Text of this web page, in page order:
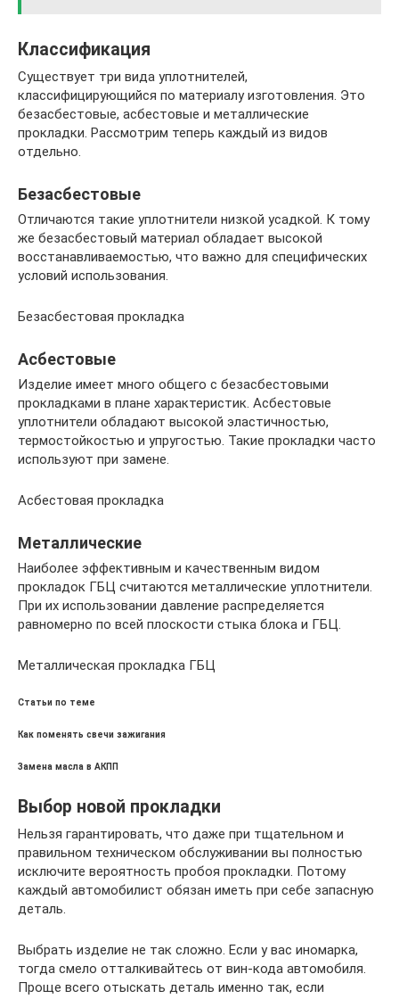
Классификация
Существует три вида уплотнителей,
классифицирующийся по материалу изготовления. Это
безасбестовые, асбестовые и металлические
прокладки. Рассмотрим теперь каждый из видов
отдельно.
Безасбестовые
Отличаются такие уплотнители низкой усадкой. К тому
же безасбестовый материал обладает высокой
восстанавливаемостью, что важно для специфических
условий использования.
Безасбестовая прокладка
Асбестовые
Изделие имеет много общего с безасбестовыми
прокладками в плане характеристик. Асбестовые
уплотнители обладают высокой эластичностью,
термостойкостью и упругостью. Такие прокладки часто
используют при замене.
Асбестовая прокладка
Металлические
Наиболее эффективным и качественным видом
прокладок ГБЦ считаются металлические уплотнители.
При их использовании давление распределяется
равномерно по всей плоскости стыка блока и ГБЦ.
Металлическая прокладка ГБЦ
Статьи по теме
Как поменять свечи зажигания
Замена масла в АКПП
Выбор новой прокладки
Нельзя гарантировать, что даже при тщательном и
правильном техническом обслуживании вы полностью
исключите вероятность пробоя прокладки. Потому
каждый автомобилист обязан иметь при себе запасную
деталь.
Выбрать изделие не так сложно. Если у вас иномарка,
тогда смело отталкивайтесь от вин-кода автомобиля.
Проще всего отыскать деталь именно так, если